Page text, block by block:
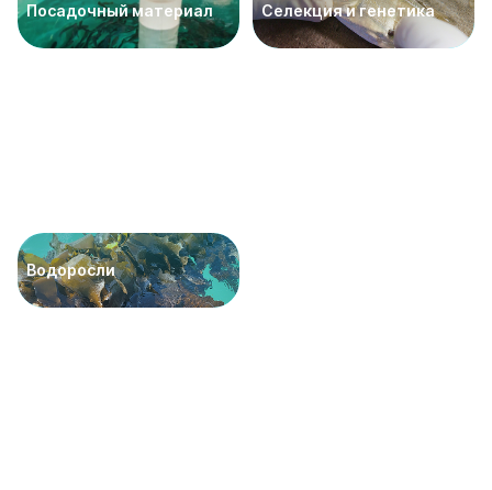
Посадочный материал Селекция и генетика
Водоросли